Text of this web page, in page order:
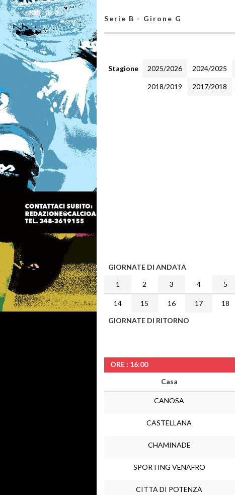
Serie B - Girone G
Stagione 2025/2026 2024/2025
2018/2019 2017/2018
GIORNATE DI ANDATA
1
2 3 4 5
14 15 16 17 18
GIORNATE DI RITORNO
ORE : 16:00
Casa
CANOSA
CASTELLANA
CHAMINADE
SPORTING VENAFRO
CITTA DI POTENZA